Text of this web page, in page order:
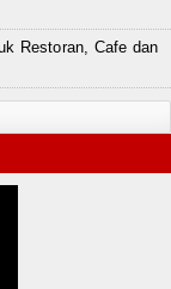
Restoran, Cafe dan